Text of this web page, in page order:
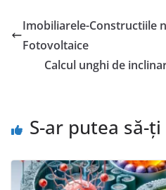
Imobiliarele-Constructiile
Fotovoltaice
Calcul unghi de
S-ar putea să-